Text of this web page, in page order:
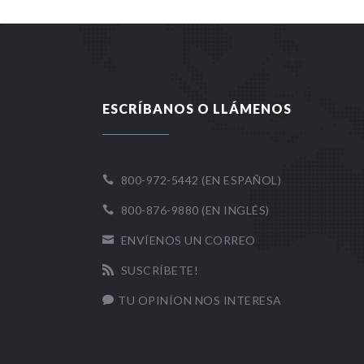
ESCRÍBANOS O LLÁMENOS
 800-972-5442 (EN ESPAÑOL)
 800-876-9880 (EN INGLÉS)
 ENVÍENOS UN CORREO
 SUSCRÍBETE!
 TU OPINÍON NOS INTERESA